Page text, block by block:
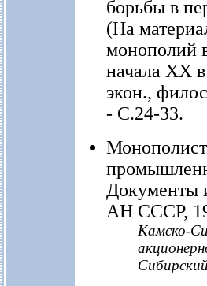
борьбы в
(На
монополий
начала ХХ
экон.,
- С.24-33.
Документы
АН СССР,
Камско-